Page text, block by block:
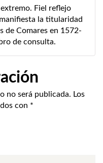
Fiel reflejo
la titularidad
de Comares en 1572-
de consulta.
no será publicada. Los
con *